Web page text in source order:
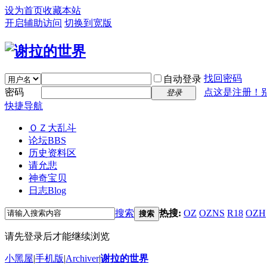
设为首页收藏本站
开启辅助访问 切换到宽版
自动登录 找回密码
密码
登录
点这是注册！
快捷导航
ＯＺ大乱斗
论坛BBS
历史资料区
请允悲
神奇宝贝
日志Blog
搜索 搜索 热搜: OZ OZNS R18 OZH
请先登录后才能继续浏览
小黑屋|手机版|Archiver|谢拉的世界